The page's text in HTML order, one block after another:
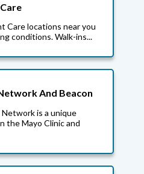
Care locations near you
conditions. Walk-ins...
And Beacon
is a unique
the Mayo Clinic and